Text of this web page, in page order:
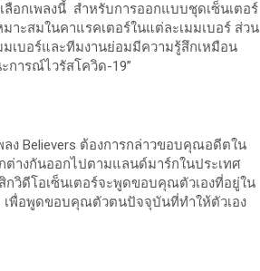
ลือกเพลงนี้ สำหรับการออกแบบชุดเซ็นเตอร์
าะสมในคาแรคเตอร์ในแต่ละเมมเบอร์ ส่วน
เบอร์และทีมงานย่อมมีความรู้สึกเหมือน
การณ์ไวรัสโควิด-19”
Believers ต้องการกล่าวขอบคุณอดีตใน
างกันออกไปตามแลนด์มาร์กในประเทศ
วิดีโอเซ็นเตอร์จะพูดขอบคุณตัวเองที่อยู่ใน
เพื่อพูดขอบคุณตัวตนปัจจุบันที่ทำให้ตัวเอง